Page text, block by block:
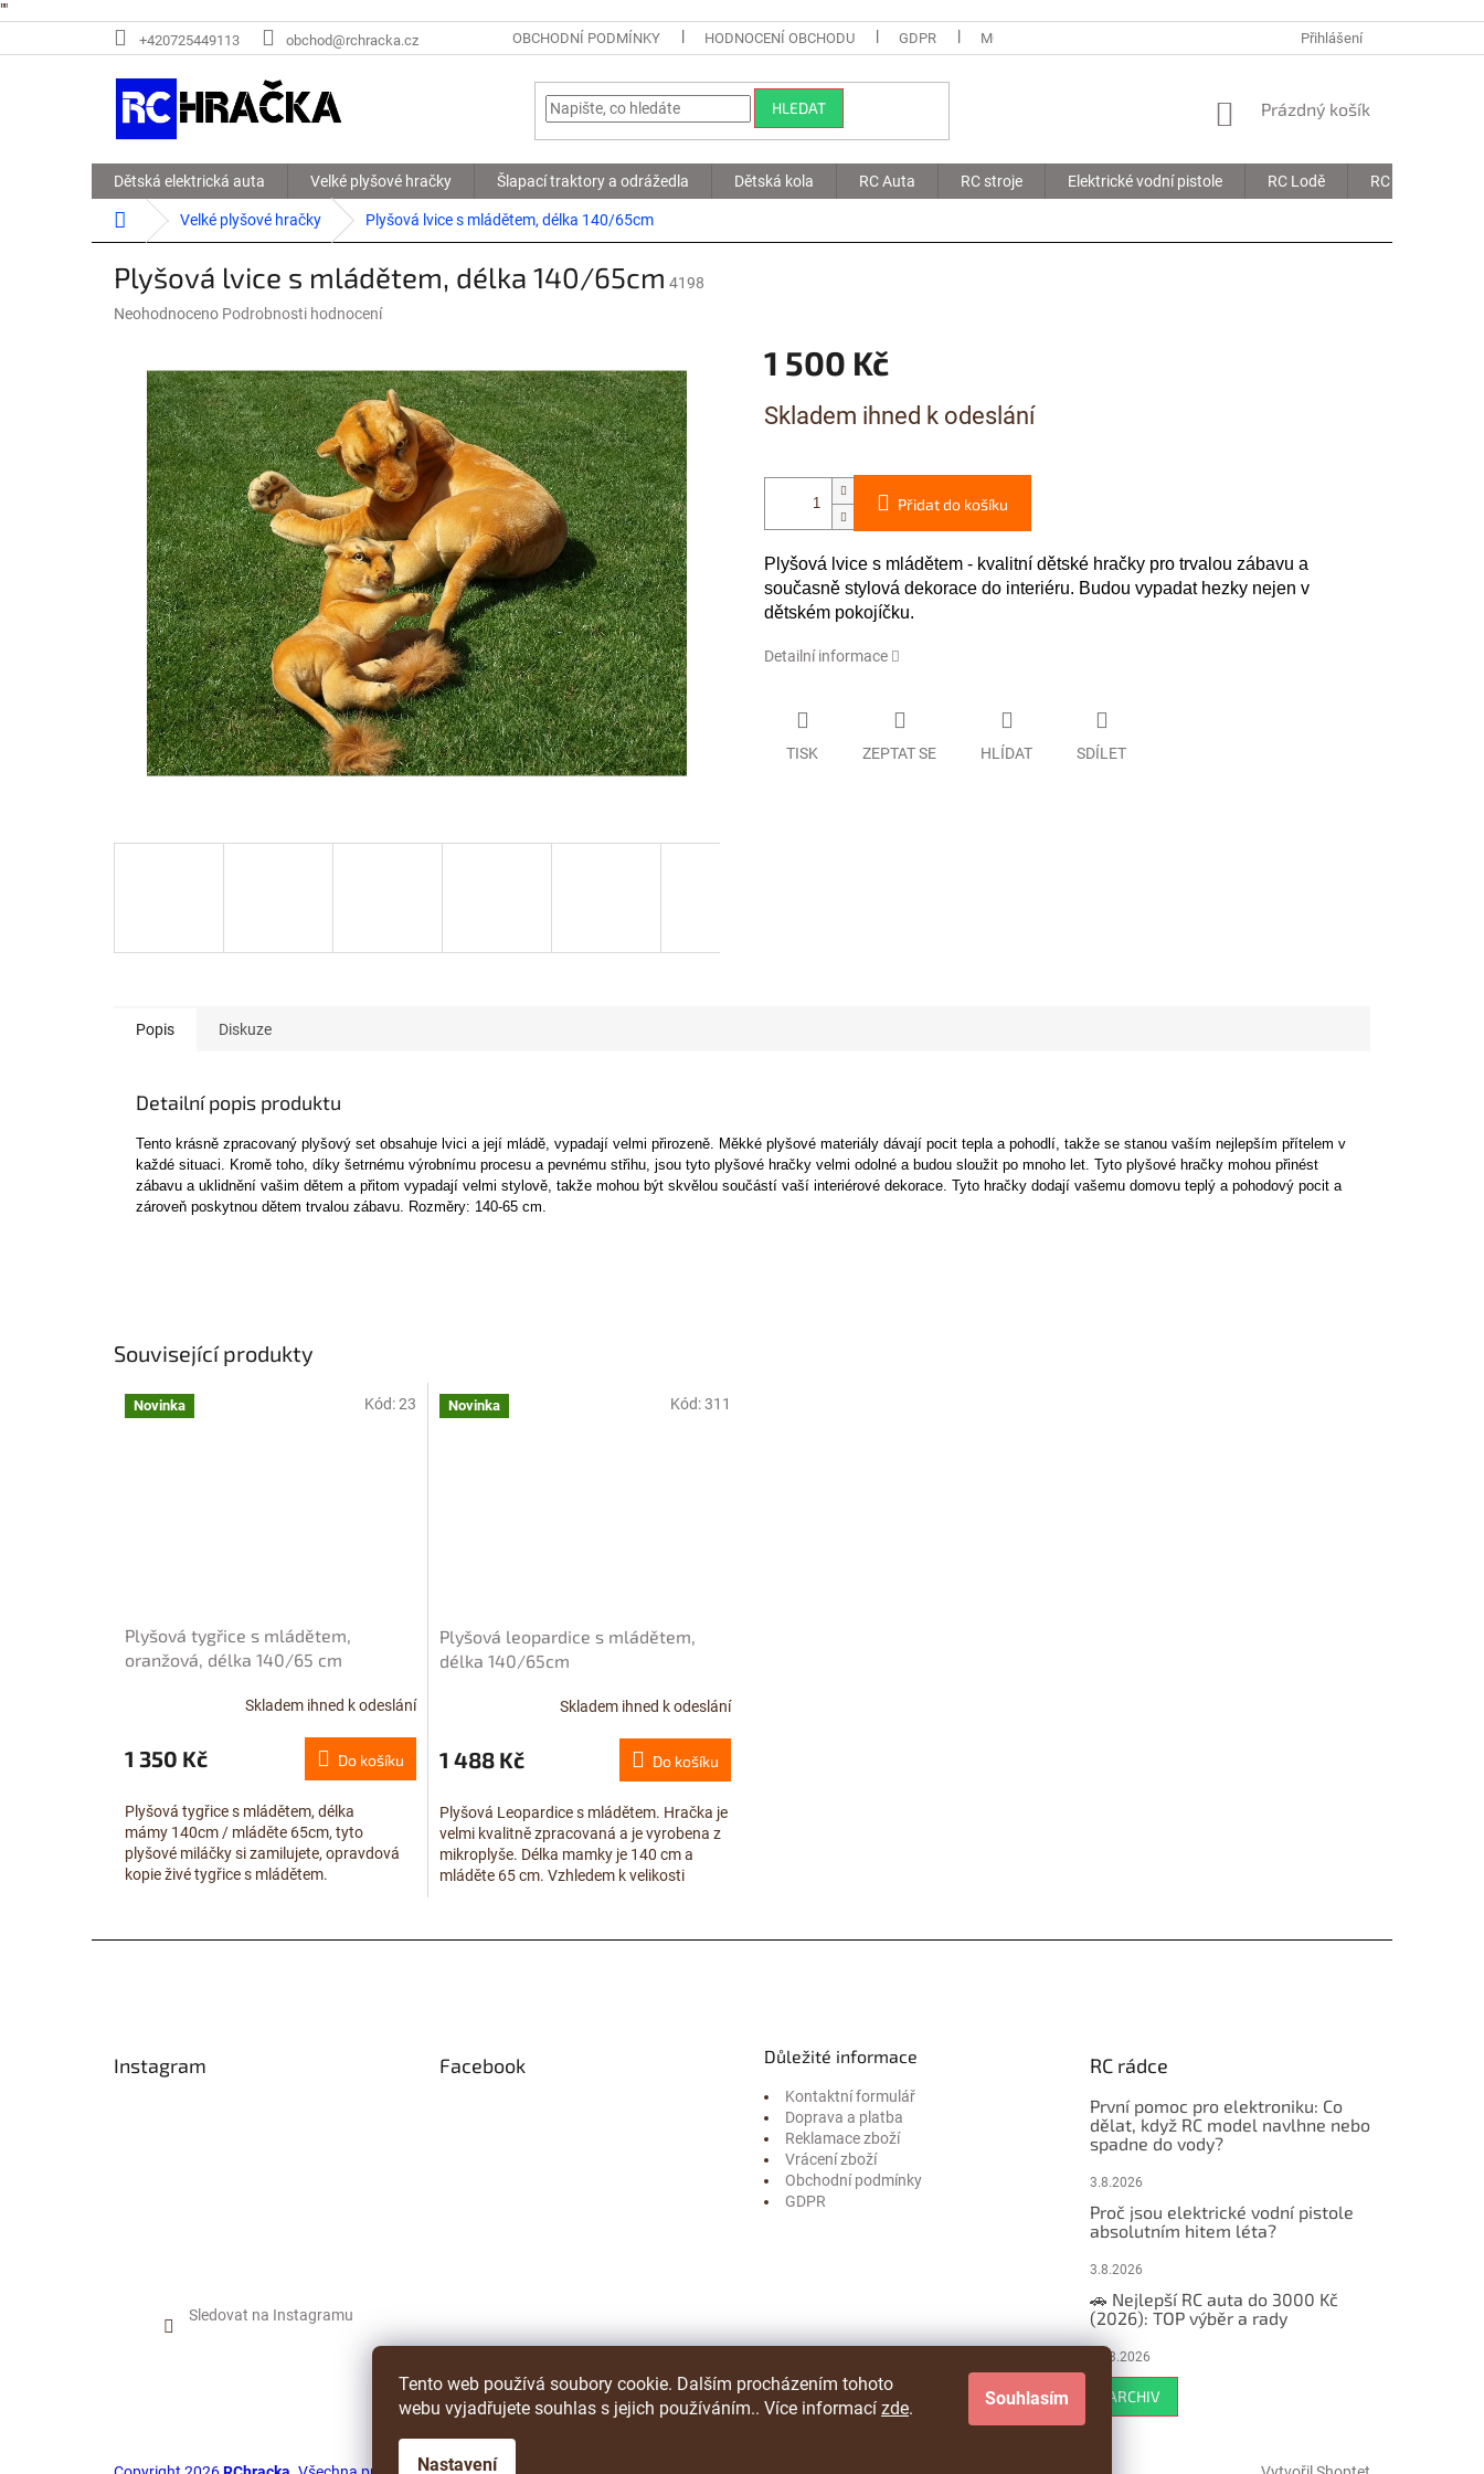
""
Tento web používá soubory cookie. Dalším procházením tohoto
webu vyjadřujete souhlas s jejich používáním.. Více informací zde.
Nastavení
Souhlasím
na
+420725449113 obchod@rchracka.cz OBCHODNÍ PODMÍNKY HODNOCENÍ OBCHODU GDPR MOJE OBJEDNÁVKA Přihlášení
HLEDAT
NÁKUPNÍ
Prázdný košík
Dětská elektrická auta Velké plyšové hračky Šlapací traktory a odrážedla Dětská kola RC Auta RC stroje Elektrické vodní pistole RC Lodě RC Drony
Domů Velké plyšové hračky Plyšová lvice s mládětem, délka 140/65cm
Plyšová lvice s mládětem, délka 140/65cm 4198
Průměrné
hvězdiček.
Neohodnoceno Podrobnosti hodnocení
1 500 Kč
cena:
Skladem ihned k odeslání
Přidat do košíku
Plyšová lvice s mládětem - kvalitní dětské hračky pro trvalou zábavu a
současně stylová dekorace do interiéru. Budou vypadat hezky nejen v
dětském pokojíčku.
Detailní informace
TISK ZEPTAT SE HLÍDAT SDÍLET
Související produkty
Novinka
Plyšová tygřice s mládětem,
oranžová, délka 140/65 cm
Skladem ihned k odeslání
1 350 Kč Do košíku
Plyšová tygřice s mládětem, délka
mámy 140cm / mláděte 65cm, tyto
plyšové miláčky si zamilujete, opravdová
kopie živé tygřice s mládětem.
Kód:23 Novinka
Plyšová leopardice s mládětem,
délka 140/65cm
Skladem ihned k odeslání
1 488 Kč Do košíku
Plyšová Leopardice s mládětem. Hračka je
velmi kvalitně zpracovaná a je vyrobena z
mikroplyše. Délka mamky je 140 cm a
mláděte 65 cm. Vzhledem k velikosti
Kód:311
Popis Diskuze
Detailní popis produktu
Tento krásně zpracovaný plyšový set obsahuje lvici a její mládě, vypadají velmi přirozeně. Měkké plyšové materiály dávají pocit tepla a pohodlí, takže se stanou vaším nejlepším přítelem v
každé situaci. Kromě toho, díky šetrnému výrobnímu procesu a pevnému střihu, jsou tyto plyšové hračky velmi odolné a budou sloužit po mnoho let. Tyto plyšové hračky mohou přinést
zábavu a uklidnění vašim dětem a přitom vypadají velmi stylově, takže mohou být skvělou součástí vaší interiérové dekorace. Tyto hračky dodají vašemu domovu teplý a pohodový pocit a
zároveň poskytnou dětem trvalou zábavu. Rozměry: 140-65 cm.
Instagram
Sledovat na Instagramu
Facebook Důležité informace
Kontaktní formulář
Doprava a platba
Reklamace zboží
Vrácení zboží
Obchodní podmínky
GDPR
RC rádce
První pomoc pro elektroniku: Co
dělat, když RC model navlhne nebo
spadne do vody?
3.8.2026
Proč jsou elektrické vodní pistole
absolutním hitem léta?
3.8.2026
🚗 Nejlepší RC auta do 3000 Kč
(2026): TOP výběr a rady
29.3.2026
ARCHIV